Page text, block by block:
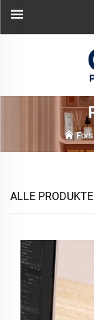
ALLE